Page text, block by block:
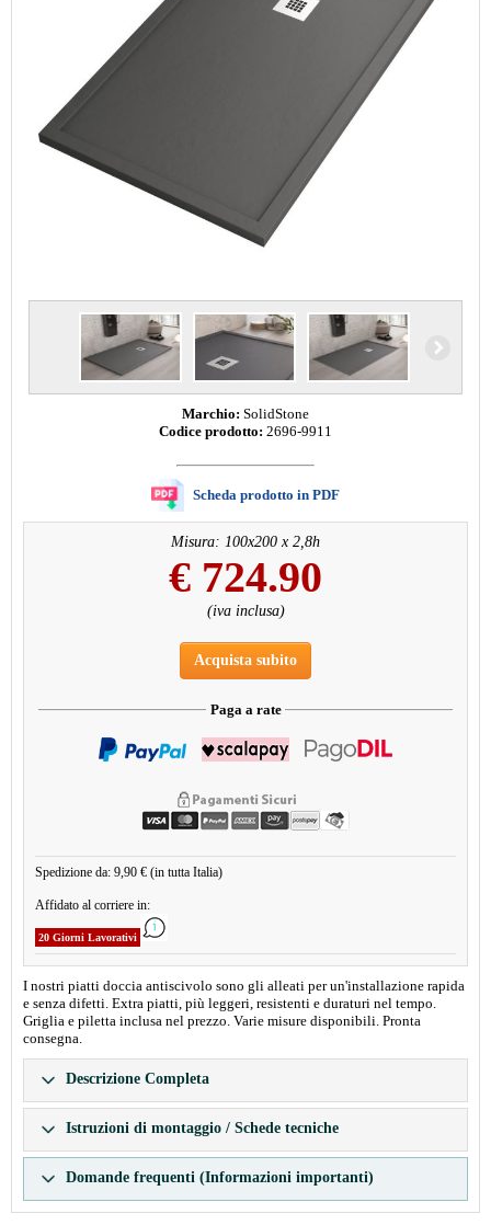
Marchio: SolidStone
Codice prodotto: 2696-9911
Scheda prodotto in PDF
Misura: 100x200 x 2,8h
€ 724.90
(iva inclusa)
Acquista subito
Paga a rate
Spedizione da: 9,90 € (in tutta Italia)
Affidato al corriere in:
20 Giorni Lavorativi
I nostri piatti doccia antiscivolo sono gli alleati per un'installazione rapida
e senza difetti. Extra piatti, più leggeri, resistenti e duraturi nel tempo.
Griglia e piletta inclusa nel prezzo. Varie misure disponibili. Pronta
consegna.
Descrizione Completa
Istruzioni di montaggio / Schede tecniche
Domande frequenti (Informazioni importanti)